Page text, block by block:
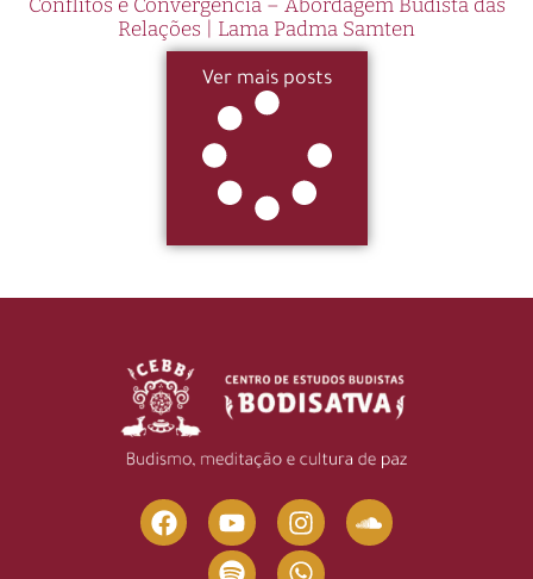
Conflitos e Convergência – Abordagem Budista das
Relações | Lama Padma Samten
Ver mais posts